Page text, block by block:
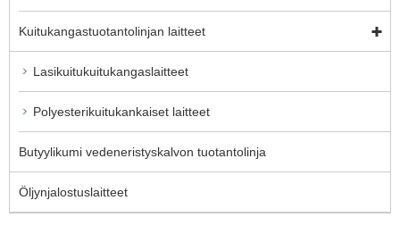
Kuitukangastuotantolinjan laitteet
Lasikuitukuitukangaslaitteet
Polyesterikuitukankaiset laitteet
Butyylikumi vedeneristyskalvon tuotantolinja
Öljynjalostuslaitteet